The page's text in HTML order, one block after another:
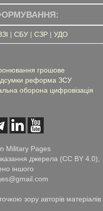
| СБУ| СЗР| УДО
грошове
реформа ЗСУ
оборона цифровізація
Military Pages
джерела (CC BY 4.0),
іншого
зору авторів матеріалів